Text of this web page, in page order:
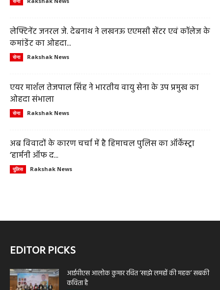
लेफ्टिनेंट जनरल जे. देबनाथ ने लखनऊ एएमसी सेंटर एवं कॉलेज के
कमांडेंट का ओहदा...
सेना Rakshak News
एयर मार्शल तेजपाल सिंह ने भारतीय वायु सेना के उप प्रमुख का
ओहदा संभाला
सेना Rakshak News
अब विवादों के कारण चर्चा में है हिमाचल पुलिस का ऑर्केस्ट्रा
‘हार्मनी ऑफ द...
पुलिस Rakshak News
EDITOR PICKS
आईपीएस आलोक कुमार रचित ‘साझे लमहों की महक’ सबकी
कविता है